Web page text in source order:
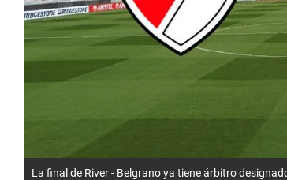
La final de River - Belgrano ya tiene árbitro